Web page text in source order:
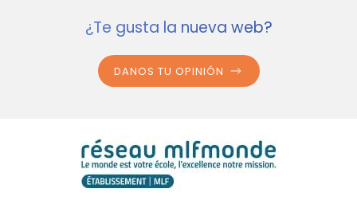
¿Te gusta la nueva web?
DANOS TU OPINIÓN